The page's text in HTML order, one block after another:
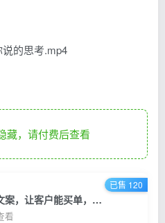
的思考.mp4
，请付费后查看
文案写作课：如何写出爆款文案，让客户能买单，价值1999元
看
已售 120